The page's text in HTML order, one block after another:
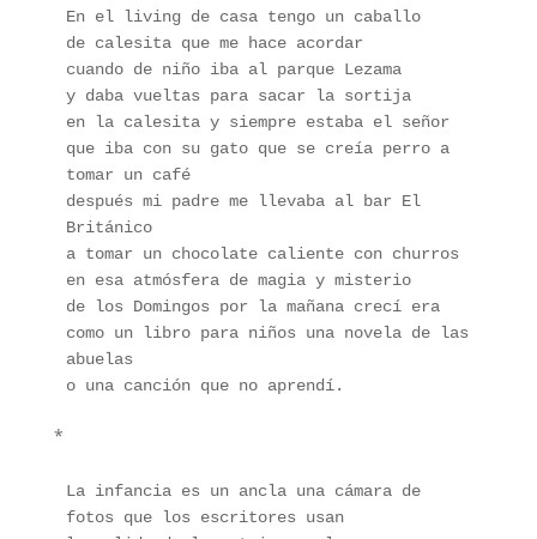
En el living de casa tengo un caballo
de calesita que me hace acordar
cuando de niño iba al parque Lezama
y daba vueltas para sacar la sortija
en la calesita y siempre estaba el señor
que iba con su gato que se creía perro a
tomar un café
después mi padre me llevaba al bar El
Británico
a tomar un chocolate caliente con churros
en esa atmósfera de magia y misterio
de los Domingos por la mañana crecí era
como un libro para niños una novela de las
abuelas
o una canción que no aprendí.
*
La infancia es un ancla una cámara de
fotos que los escritores usan